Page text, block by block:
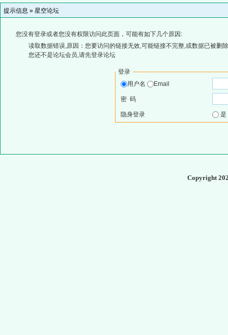
提示信息 » 星空论坛
您没有登录或者您没有权限访问此页面，可能有如下几个原因:
读取数据错误,原因：您要访问的链接无效,可能链接不完整,或数据已被删
您还不是论坛会员,请先登录论坛
登录
用户名
Email
密 码
隐身登录
Copyright